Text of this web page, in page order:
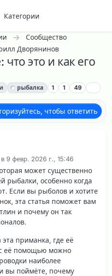
Категории
Сообщество
Дворянинов
это и как его
рыбалка 1 1 49
чтобы ответить
9 февр. 2026 г., 15:46
может существенно
рыбалки, особенно когда
Если вы рыболов и хотите
эта статья поможет вам
и почему он так
приманка, где её
с её помощью можно
наиболее
вы поймёте, почему